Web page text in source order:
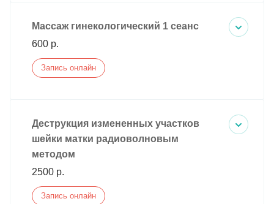
Массаж гинекологический 1 сеанс
600 р.
Запись онлайн
Деструкция измененных участков
шейки матки радиоволновым
методом
2500 р.
Запись онлайн